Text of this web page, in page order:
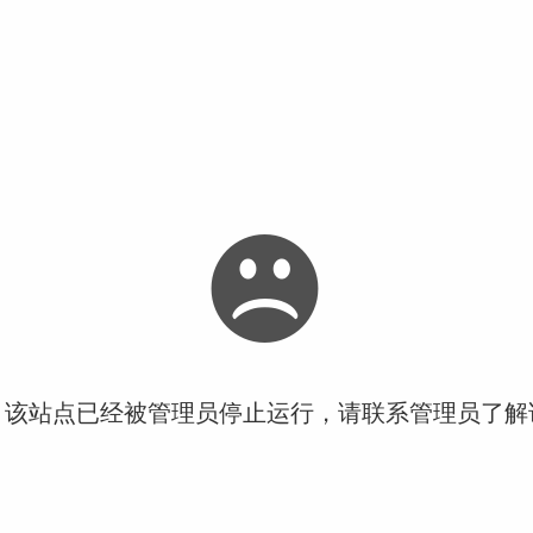
站点已经被管理员停止运行，请联系管理员了